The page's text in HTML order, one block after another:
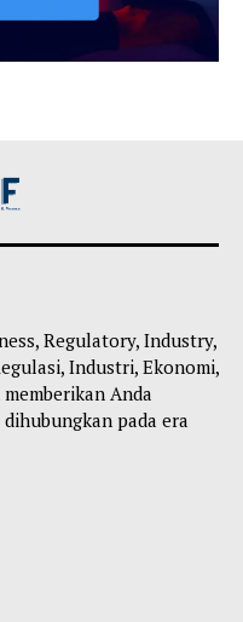
Regulatory, Industry,
Industri, Ekonomi,
Anda
pada era